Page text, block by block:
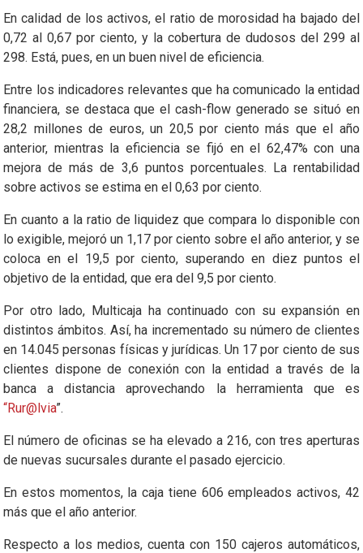
En calidad de los activos, el ratio de morosidad ha bajado del
0,72 al 0,67 por ciento, y la cobertura de dudosos del 299 al
298. Está, pues, en un buen nivel de eficiencia.
Entre los indicadores relevantes que ha comunicado la entidad
financiera, se destaca que el cash-flow generado se situó en
28,2 millones de euros, un 20,5 por ciento más que el año
anterior, mientras la eficiencia se fijó en el 62,47% con una
mejora de más de 3,6 puntos porcentuales. La rentabilidad
sobre activos se estima en el 0,63 por ciento.
En cuanto a la ratio de liquidez que compara lo disponible con
lo exigible, mejoró un 1,17 por ciento sobre el año anterior, y se
coloca en el 19,5 por ciento, superando en diez puntos el
objetivo de la entidad, que era del 9,5 por ciento.
Por otro lado, Multicaja ha continuado con su expansión en
distintos ámbitos. Así, ha incrementado su número de clientes
en 14.045 personas físicas y jurídicas. Un 17 por ciento de sus
clientes dispone de conexión con la entidad a través de la
banca a distancia aprovechando la herramienta que es
“Rur@lvia”.
El número de oficinas se ha elevado a 216, con tres aperturas
de nuevas sucursales durante el pasado ejercicio.
En estos momentos, la caja tiene 606 empleados activos, 42
más que el año anterior.
Respecto a los medios, cuenta con 150 cajeros automáticos,